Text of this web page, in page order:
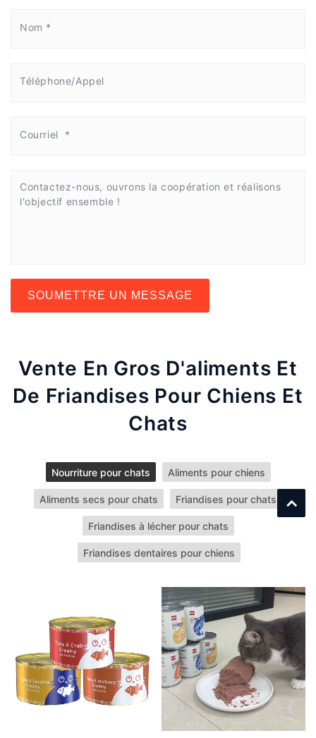
SOUMETTRE UN MESSAGE
Vente En Gros D'aliments Et
De Friandises Pour Chiens Et
Chats
Nourriture pour chats Aliments pour chiens
Aliments secs pour chats Friandises pour chats
Friandises à lécher pour chats
Friandises dentaires pour chiens